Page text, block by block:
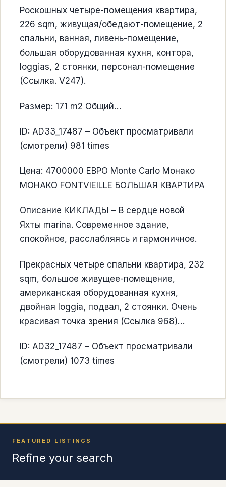
Роскошных четыре-помещения квартира,
226 sqm, живущая/обедают-помещение, 2
спальни, ванная, ливень-помещение,
большая оборудованная кухня, контора,
loggias, 2 стоянки, персонал-помещение
(Ссылка. V247).
Размер: 171 m2 Общий…
ID: AD33_17487 – Объект просматривали
(смотрели) 981 times
Цена: 4700000 ЕВРО Monte Carlo Монако
МОНАКО FONTVIEILLE БОЛЬШАЯ КВАРТИРА
Описание КИКЛАДЫ – В сердце новой
Яхты marina. Современное здание,
спокойное, расслабляясь и гармоничное.
Прекрасных четыре спальни квартира, 232
sqm, большое живущее-помещение,
американская оборудованная кухня,
двойная loggia, подвал, 2 стоянки. Очень
красивая точка зрения (Ссылка 968)…
ID: AD32_17487 – Объект просматривали
(смотрели) 1073 times
FEATURED LISTINGS
Refine your search